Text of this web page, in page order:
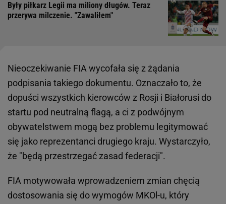
Były piłkarz Legii ma miliony długów. Teraz
przerywa milczenie. "Zawaliłem"
Nieoczekiwanie FIA wycofała się z żądania
podpisania takiego dokumentu. Oznaczało to, że
dopuści wszystkich kierowców z Rosji i Białorusi do
startu pod neutralną flagą, a ci z podwójnym
obywatelstwem mogą bez problemu legitymować
się jako reprezentanci drugiego kraju. Wystarczyło,
że "będą przestrzegać zasad federacji".
FIA motywowała wprowadzeniem zmian chęcią
dostosowania się do wymogów MKOl-u, który